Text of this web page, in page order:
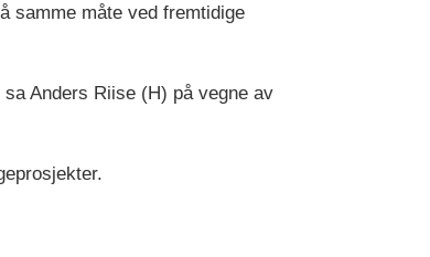
samme måte ved fremtidige
Anders Riise (H) på vegne av